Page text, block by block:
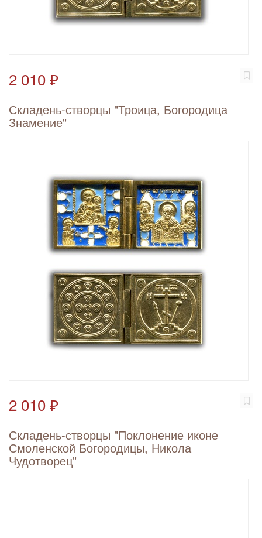
2 010 ₽
Складень-створцы "Троица, Богородица
Знамение"
2 010 ₽
Складень-створцы "Поклонение иконе
Смоленской Богородицы, Никола
Чудотворец"